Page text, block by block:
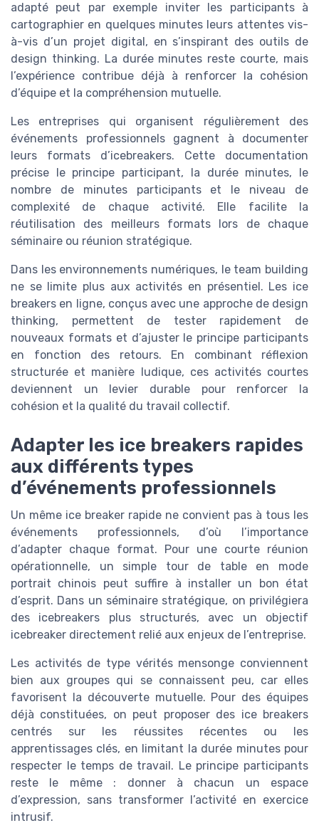
adapté peut par exemple inviter les participants à
cartographier en quelques minutes leurs attentes vis-
à-vis d’un projet digital, en s’inspirant des outils de
design thinking. La durée minutes reste courte, mais
l’expérience contribue déjà à renforcer la cohésion
d’équipe et la compréhension mutuelle.
Les entreprises qui organisent régulièrement des
événements professionnels gagnent à documenter
leurs formats d’icebreakers. Cette documentation
précise le principe participant, la durée minutes, le
nombre de minutes participants et le niveau de
complexité de chaque activité. Elle facilite la
réutilisation des meilleurs formats lors de chaque
séminaire ou réunion stratégique.
Dans les environnements numériques, le team building
ne se limite plus aux activités en présentiel. Les ice
breakers en ligne, conçus avec une approche de design
thinking, permettent de tester rapidement de
nouveaux formats et d’ajuster le principe participants
en fonction des retours. En combinant réflexion
structurée et manière ludique, ces activités courtes
deviennent un levier durable pour renforcer la
cohésion et la qualité du travail collectif.
Adapter les ice breakers rapides
aux différents types
d’événements professionnels
Un même ice breaker rapide ne convient pas à tous les
événements professionnels, d’où l’importance
d’adapter chaque format. Pour une courte réunion
opérationnelle, un simple tour de table en mode
portrait chinois peut suffire à installer un bon état
d’esprit. Dans un séminaire stratégique, on privilégiera
des icebreakers plus structurés, avec un objectif
icebreaker directement relié aux enjeux de l’entreprise.
Les activités de type vérités mensonge conviennent
bien aux groupes qui se connaissent peu, car elles
favorisent la découverte mutuelle. Pour des équipes
déjà constituées, on peut proposer des ice breakers
centrés sur les réussites récentes ou les
apprentissages clés, en limitant la durée minutes pour
respecter le temps de travail. Le principe participants
reste le même : donner à chacun un espace
d’expression, sans transformer l’activité en exercice
intrusif.